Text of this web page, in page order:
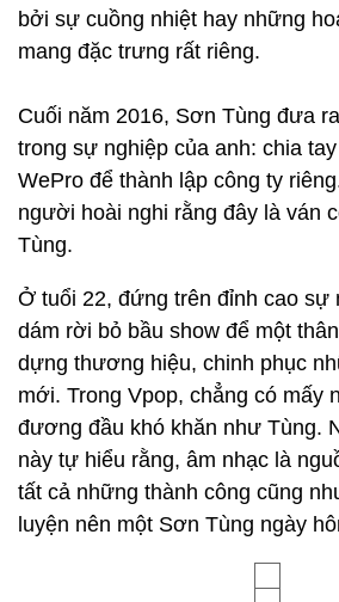
bởi sự cuồng nhiệt hay những
mang đặc trưng rất riêng.
Cuối năm 2016, Sơn Tùng đưa
trong sự nghiệp của anh: chia
WePro để thành lập công ty
người hoài nghi rằng đây là ván
Tùng.
Ở tuổi 22, đứng trên đỉnh cao sự
dám rời bỏ bầu show để một
dựng thương hiệu, chinh phục
mới. Trong Vpop, chẳng có mấy
đương đầu khó khăn như Tùng.
này tự hiểu rằng, âm nhạc là
tất cả những thành công cũng
luyện nên một Sơn Tùng ngày